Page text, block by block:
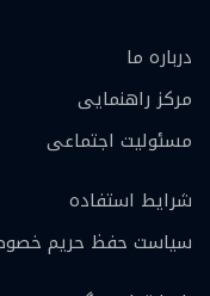
درباره ما
مرکز راهنمایی
مسئولیت اجتماعی
شرایط استفاده
سیاست حفظ حریم